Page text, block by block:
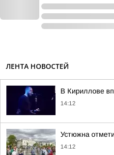
ЛЕНТА НОВОСТЕЙ
В Кириллове
14:12
Устюжна
14:12